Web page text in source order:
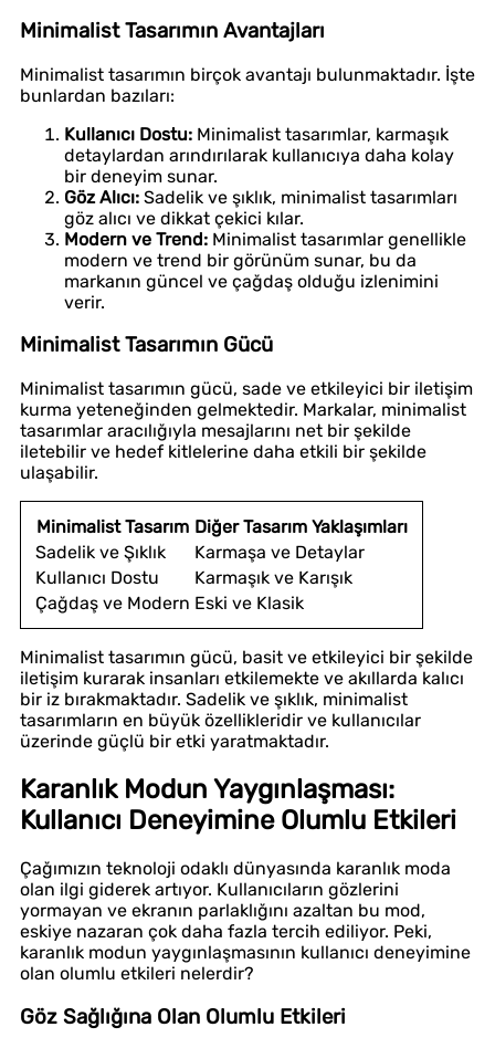
Minimalist Tasarımın Avantajları
Minimalist tasarımın birçok avantajı bulunmaktadır. İşte
bunlardan bazıları:
Kullanıcı Dostu: Minimalist tasarımlar, karmaşık
detaylardan arındırılarak kullanıcıya daha kolay
bir deneyim sunar.
Göz Alıcı: Sadelik ve şıklık, minimalist tasarımları
göz alıcı ve dikkat çekici kılar.
Modern ve Trend: Minimalist tasarımlar genellikle
modern ve trend bir görünüm sunar, bu da
markanın güncel ve çağdaş olduğu izlenimini
verir.
Minimalist Tasarımın Gücü
Minimalist tasarımın gücü, sade ve etkileyici bir iletişim
kurma yeteneğinden gelmektedir. Markalar, minimalist
tasarımlar aracılığıyla mesajlarını net bir şekilde
iletebilir ve hedef kitlelerine daha etkili bir şekilde
ulaşabilir.
Minimalist Tasarım Diğer Tasarım Yaklaşımları
Sadelik ve Şıklık
Karmaşa ve Detaylar
Kullanıcı Dostu
Karmaşık ve Karışık
Çağdaş ve Modern Eski ve Klasik
Minimalist tasarımın gücü, basit ve etkileyici bir şekilde
iletişim kurarak insanları etkilemekte ve akıllarda kalıcı
bir iz bırakmaktadır. Sadelik ve şıklık, minimalist
tasarımların en büyük özellikleridir ve kullanıcılar
üzerinde güçlü bir etki yaratmaktadır.
Karanlık Modun Yaygınlaşması:
Kullanıcı Deneyimine Olumlu Etkileri
Çağımızın teknoloji odaklı dünyasında karanlık moda
olan ilgi giderek artıyor. Kullanıcıların gözlerini
yormayan ve ekranın parlaklığını azaltan bu mod,
eskiye nazaran çok daha fazla tercih ediliyor. Peki,
karanlık modun yaygınlaşmasının kullanıcı deneyimine
olan olumlu etkileri nelerdir?
Göz Sağlığına Olan Olumlu Etkileri